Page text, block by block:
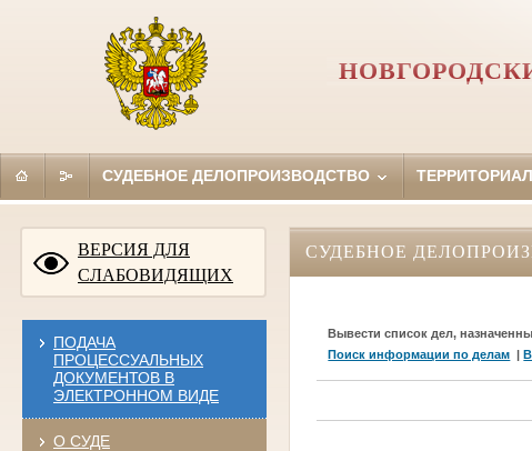
СУДЕБНОЕ ДЕЛОПРОИЗВОДСТВО
ВЕРСИЯ ДЛЯ
СЛАБОВИДЯЩИХ
ПОДАЧА
ПРОЦЕССУАЛЬНЫХ
ДОКУМЕНТОВ В
ЭЛЕКТРОННОМ ВИДЕ
О СУДЕ
СУДЕБНОЕ
Вывести список дел,
Поиск информации по делам |